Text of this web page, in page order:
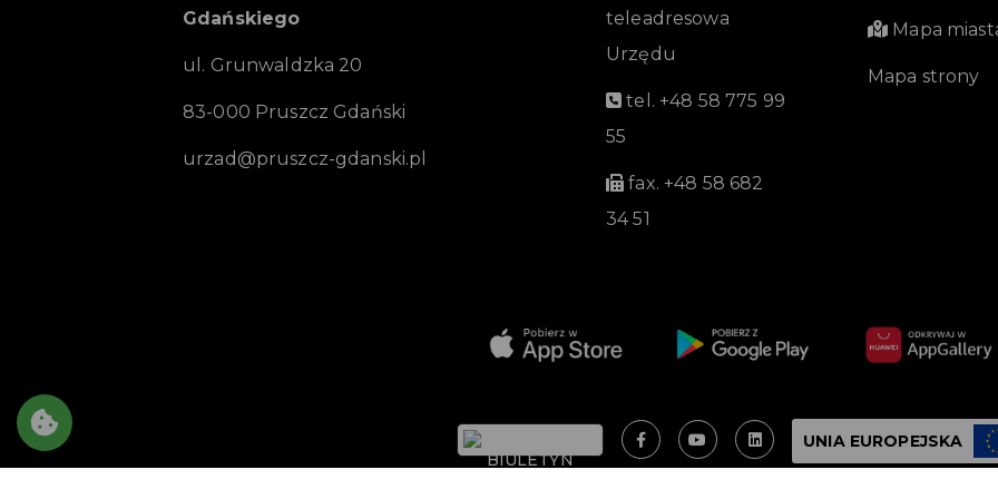
Gdańskiego
ul. Grunwaldzka 20
83-000 Pruszcz Gdański
urzad@pruszcz-gdanski.pl
teleadresowa
Urzędu
tel. +48 58 775 99
55
fax. +48 58 682
34 51
Mapa
Mapa strony
UNIA EUROPEJSKA